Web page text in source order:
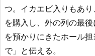
つ。イカエビ入りもあ
を購入し、外の列の最
を預かりにきたホール
で」と伝える。